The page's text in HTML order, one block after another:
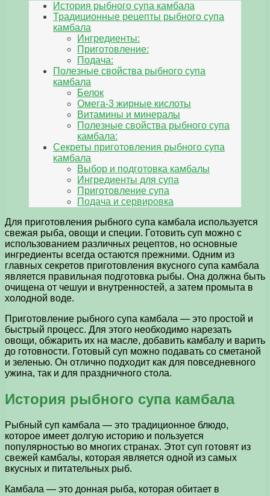
История рыбного супа камбала
Традиционные рецепты рыбного супа
камбала
Ингредиенты:
Приготовление:
Подача:
Полезные свойства рыбного супа
камбала
Белок
Омега-3 жирные кислоты
Витамины и минералы
Полезные свойства рыбного супа
камбала:
Секреты приготовления рыбного супа
камбала
Выбор и подготовка камбалы
Ингредиенты для супа
Приготовление супа
Подача и сервировка
Для приготовления рыбного супа камбала используется
свежая рыба, овощи и специи. Готовить суп можно с
использованием различных рецептов, но основные
ингредиенты всегда остаются прежними. Одним из
главных секретов приготовления вкусного супа камбала
является правильная подготовка рыбы. Она должна быть
очищена от чешуи и внутренностей, а затем промыта в
холодной воде.
Приготовление рыбного супа камбала — это простой и
быстрый процесс. Для этого необходимо нарезать
овощи, обжарить их на масле, добавить камбалу и варить
до готовности. Готовый суп можно подавать со сметаной
и зеленью. Он отлично подходит как для повседневного
ужина, так и для праздничного стола.
История рыбного супа камбала
Рыбный суп камбала — это традиционное блюдо,
которое имеет долгую историю и пользуется
популярностью во многих странах. Этот суп готовят из
свежей камбалы, которая является одной из самых
вкусных и питательных рыб.
Камбала — это донная рыба, которая обитает в